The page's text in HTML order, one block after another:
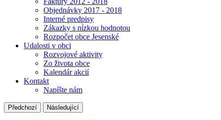
Objednávky 2017 - 2018
Interné predpisy
Zákazky s nízkou hodnotou
Rozpočet obce Jesenské
Udalosti v obci
Rozvojové aktivity
Zo života obce
Kalendár akcií
Kontakt
Napíšte nám
Předchozí Následující